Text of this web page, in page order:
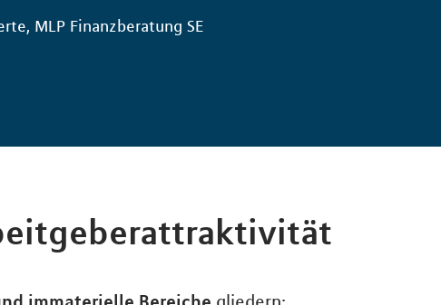
MLP Finanzberatung SE